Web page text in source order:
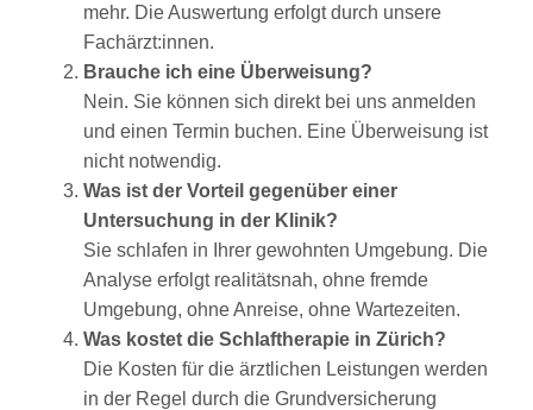
mehr. Die Auswertung erfolgt durch unsere
Fachärzt:innen.
Brauche ich eine Überweisung?
Nein. Sie können sich direkt bei uns anmelden
und einen Termin buchen. Eine Überweisung ist
nicht notwendig.
Was ist der Vorteil gegenüber einer
Untersuchung in der Klinik?
Sie schlafen in Ihrer gewohnten Umgebung. Die
Analyse erfolgt realitätsnah, ohne fremde
Umgebung, ohne Anreise, ohne Wartezeiten.
Was kostet die Schlaftherapie in Zürich?
Die Kosten für die ärztlichen Leistungen werden
in der Regel durch die Grundversicherung